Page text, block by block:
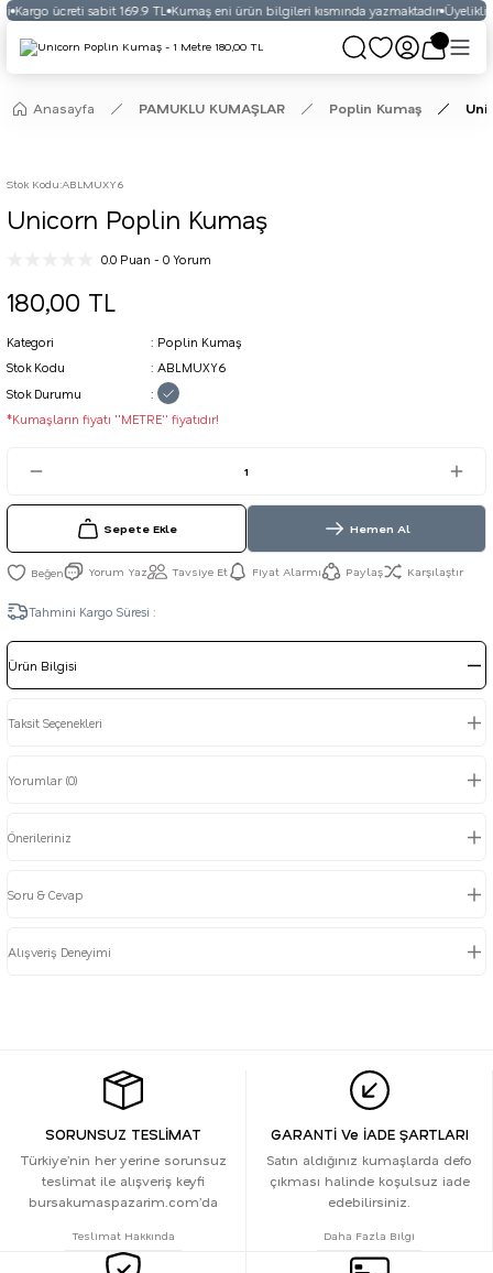
Kargo ücreti sabit 169.9 TL Kumaş eni ürün bilgileri kısmında yazmaktadır Üyelikli
Anasayfa PAMUKLU KUMAŞLAR Poplin Kumaş
Stok Kodu:ABLMUXY6
Unicorn Poplin Kumaş
0.0 Puan - 0 Yorum
180,00 TL
Kategori
Poplin Kumaş
Stok Kodu
ABLMUXY6
Stok Durumu
*Kumaşların fiyatı ''METRE'' fiyatıdır!
Sepete Ekle Hemen Al
Yorum Yaz Tavsiye Et Fiyat Alarmı Paylaş Karşılaştır
Tahmini Kargo Süresi :
Ürün Bilgisi
Taksit Seçenekleri
Yorumlar (0)
Önerileriniz
Soru & Cevap
Alışveriş Deneyimi
SORUNSUZ TESLİMAT
Türkiye’nin her yerine sorunsuz
teslimat ile alışveriş keyfi
bursakumaspazarim.com’da
Teslimat Hakkında
GARANTİ Ve İADE ŞARTLARI
Satın aldığınız kumaşlarda defo
çıkması halinde koşulsuz iade
edebilirsiniz.
Daha Fazla Bilgi